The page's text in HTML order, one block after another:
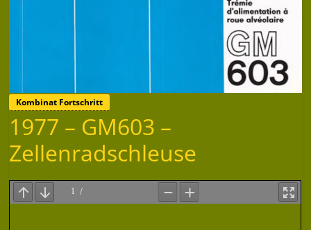
Kombinat Fortschritt
1977 – GM603 –
Zellenradschleuse